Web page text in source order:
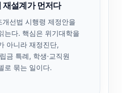
재설계가 먼저다
선법 시행령 제정안을
는다. 핵심은 위기대학을
아니라 재정진단,
금 특례, 학생·교직원
로 묶는 일이다.